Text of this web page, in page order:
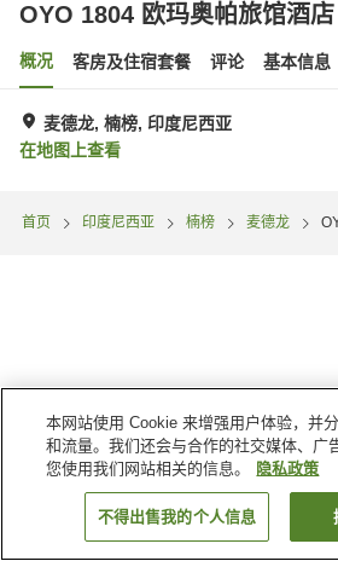
OYO 1804 欧玛奥帕旅馆酒店
概况 客房及住宿套餐 评论 基本信息
麦德龙, 楠榜, 印度尼西亚
在地图上查看
首页 印度尼西亚 楠榜 麦德龙
搜索客房
本网站使用 Cookie 来增强用户体验，并
和流量。我们还会与合作的社交媒体、广
您使用我们网站相关的信息。
隐私政策
不得出售我的个人信息